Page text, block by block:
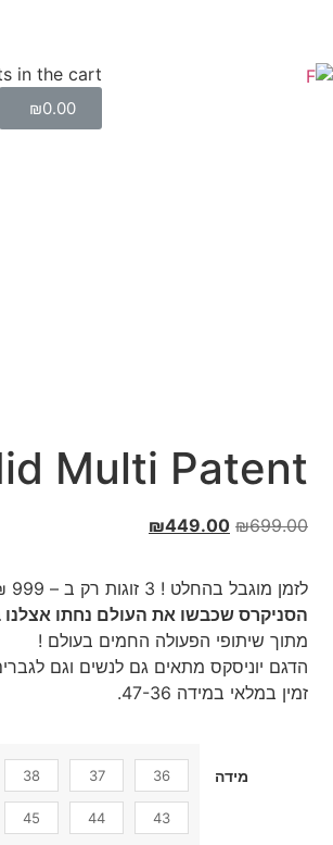
in the cart.
₪0.00
Multi Patent
₪699.00
₪449.00
לזמן מוגבל בהחלט ! 3 זוגות רק ב – 999 ₪ !
הסניקרס שכבשו את העולם נחתו אצלנו
מתוך שיתופי הפעולה החמים בעולם !
הדגם יוניסקס מתאים גם לנשים וגם
זמין במלאי במידה 47-36.
מידה 36
37
38
43
44
45